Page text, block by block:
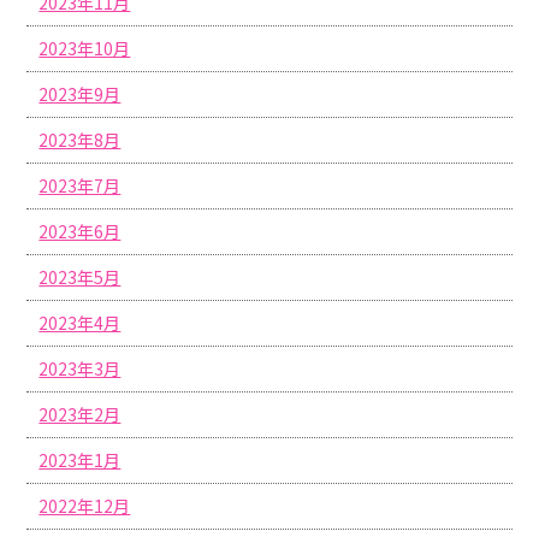
2023年10月
2023年9月
2023年8月
2023年7月
2023年6月
2023年5月
2023年4月
2023年3月
2023年2月
2023年1月
2022年12月